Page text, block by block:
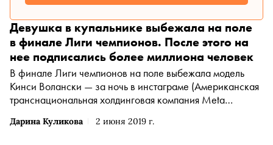
Дарина Куликова 2 июня 2019 г.
Девушка в купальнике выбежала на поле
в финале Лиги чемпионов. После этого на
нее подписались более миллиона человек
В финале Лиги чемпионов на поле выбежала модель
Кинси Волански — за ночь в инстаграме (Американская
транснациональная холдинговая компания Meta
сетей Facebook и Instagram запрещена на территории